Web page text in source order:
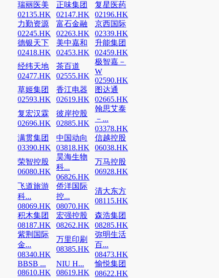
瑞丽医美
02135.HK
正味集团
02147.HK
复星医药
02196.HK
力勤资源
02245.HK
富石金融
02263.HK
京西国际
02339.HK
德银天下
02418.HK
美中嘉和
02453.HK
升能集团
02459.HK
经纬天地
02477.HK
茶百道
02555.HK
极智嘉－
W
02590.HK
草姬集团
02593.HK
香江电器
02619.HK
图达通
02665.HK
复宏汉霖
02696.HK
彼岸控股
02885.HK
翰思艾泰
－...
03378.HK
满贯集团
03390.HK
中国动向
03818.HK
信越控股
06038.HK
荣智控股
06080.HK
昊海生物
科...
06826.HK
万马控股
06928.HK
飞道旅游
科...
08069.HK
侨洋国际
控...
08070.HK
清大东方
08115.HK
积木集团
08187.HK
宏强控股
08262.HK
森浩集团
08285.HK
紫荆国际
金...
08340.HK
万里印刷
08385.HK
弥明生活
百...
08473.HK
BBSB ...
08610.HK
NIU H...
08619.HK
愉悦集团
08622.HK